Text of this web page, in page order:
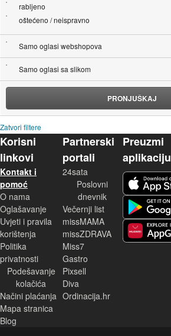
rabljeno
oštećeno / neispravno
Samo oglasi webshopova
Samo oglasi sa slikom
PRONJUŠKAJ
Zatvori filtere
Korisni
linkovi
Kontakt i
pomoć
O nama
Oglašavanje
Uvjeti i pravila
korištenja
Politika
privatnosti
Podešavanje
kolačića
Načini plaćanja
Mapa stranica
Blog
Partnerski
portali
24sata
Poslovni
dnevnik
Večernji list
missMAMA
missZDRAVA
Miss7
Gastro
Pixsell
Diva
Ordinacija.hr
Preuzmi
aplikaciju